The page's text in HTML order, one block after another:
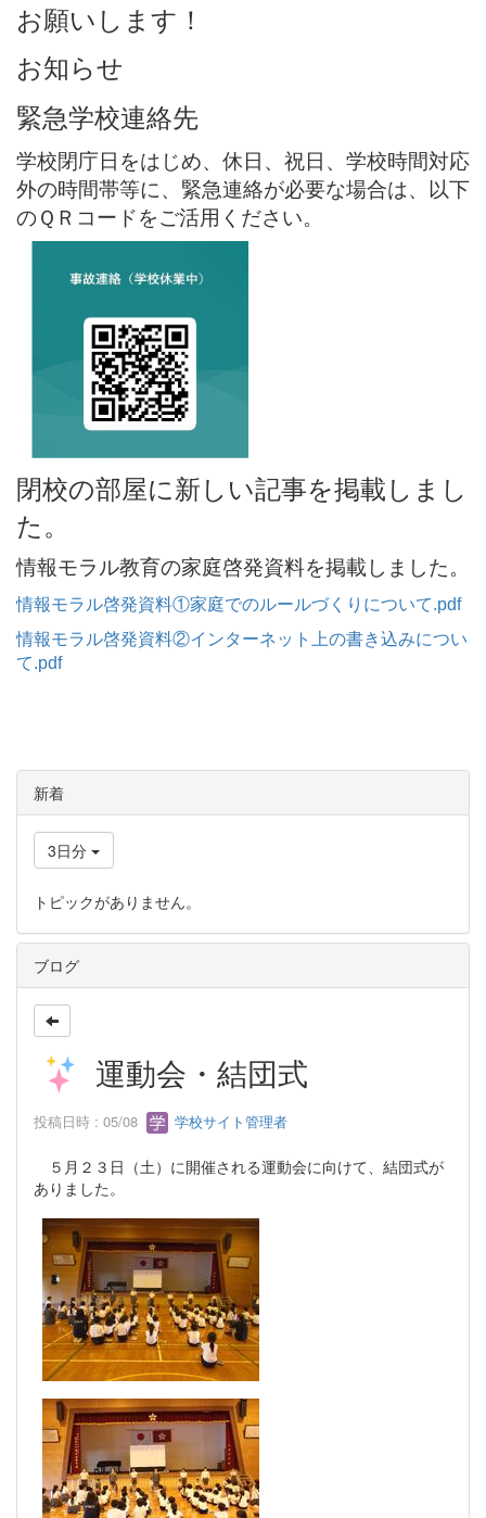
お願いします！
お知らせ
緊急学校連絡先
学校閉庁日をはじめ、休日、祝日、学校時間対応
外の時間帯等に、緊急連絡が必要な場合は、以下
のＱＲコードをご活用ください。
閉校の部屋に新しい記事を掲載しまし
た。
情報モラル教育の家庭啓発資料を掲載しました。
情報モラル啓発資料①家庭でのルールづくりについて.pdf
情報モラル啓発資料②インターネット上の書き込みについ
て.pdf
新着
3日分
トピックがありません。
ブログ
運動会・結団式
投稿日時 : 05/08 学校サイト管理者
５月２３日（土）に開催される運動会に向けて、結団式が
ありました。